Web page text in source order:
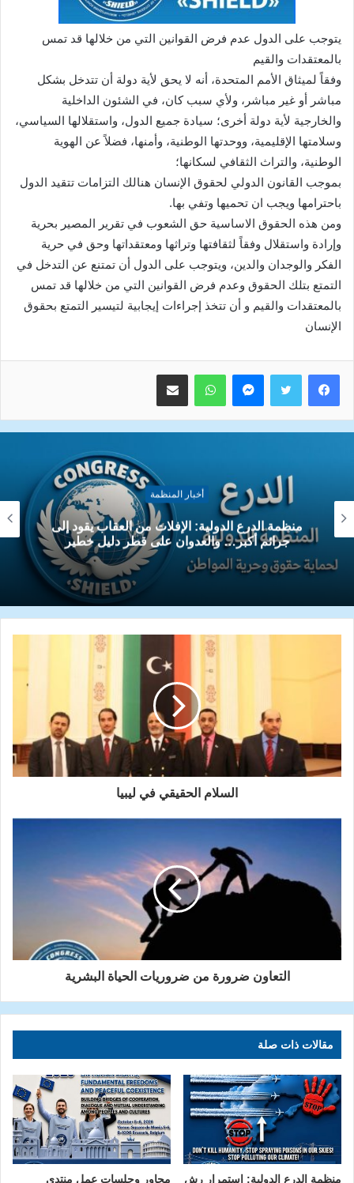
يتوجب على الدول عدم فرض القوانين التي من خلالها قد تمس
بالمعتقدات والقيم
وفقاً لميثاق الأمم المتحدة، أنه لا يحق لأية دولة أن تتدخل بشكل
مباشر أو غير مباشر، ولأي سبب كان، في الشئون الداخلية
والخارجية لأية دولة أخرى؛ سيادة جميع الدول، واستقلالها السياسي،
وسلامتها الإقليمية، ووحدتها الوطنية، وأمنها، فضلاً عن الهوية
الوطنية، والتراث الثقافي لسكانها؛
بموجب القانون الدولي لحقوق الإنسان هنالك التزامات تتقيد الدول
باحترامها ويجب ان تحميها وتفي بها.
ومن هذه الحقوق الاساسية حق الشعوب في تقرير المصير بحرية
وإرادة واستقلال وفقاً لثقافتها وتراثها ومعتقداتها وحق في حرية
الفكر والوجدان والدين، ويتوجب على الدول أن تمتنع عن التدخل في
التمتع بتلك الحقوق وعدم فرض القوانين التي من خلالها قد تمس
بالمعتقدات والقيم و أن تتخذ إجراءات إيجابية لتيسير التمتع بحقوق
الإنسان
ماسنجر واتساب مشاركة عبر البريد
أخبار المنظمة
منظمة الدرع الدولية: الإفلات من العقاب يقود إلى
جرائم أكبر… والعدوان على قطر دليل خطير
السلام الحقيقي في ليبيا
التعاون ضرورة من ضروريات الحياة البشرية
مقالات ذات صلة
منظمة الدرع الدولية: استمرار رش محاور وجلسات عمل منتدى